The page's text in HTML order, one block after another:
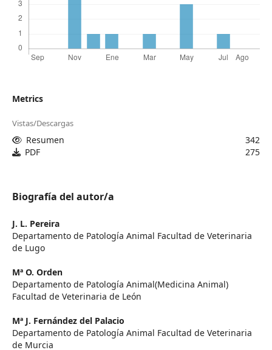
Metrics
Vistas/Descargas
Resumen
342
PDF
275
Biografía del autor/a
J. L. Pereira
Departamento de Patología Animal Facultad de Veterinaria
de Lugo
Mª O. Orden
Departamento de Patología Animal(Medicina Animal)
Facultad de Veterinaria de León
Mª J. Fernández del Palacio
Departamento de Patología Animal Facultad de Veterinaria
de Murcia